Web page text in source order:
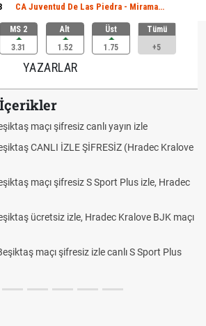
CA Juventud De Las Piedra - Miramar Misiones
MS 2
3.31
Alt
1.52
Üst
1.75
Tümü
+5
YAZARLAR
maçı şifresiz canlı yayın izle
CANLI İZLE ŞİFRESİZ (Hradec Kralove
maçı şifresiz S Sport Plus izle, Hradec
ücretsiz izle, Hradec Kralove BJK maçı
maçı şifresiz izle canlı S Sport Plus